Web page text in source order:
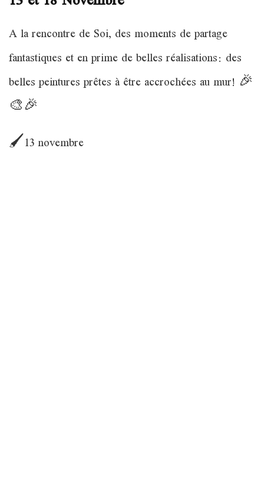
A la rencontre de Soi, des moments de partage
fantastiques et en prime de belles réalisations: des
belles peintures prêtes à être accrochées au mur! 🎉
🎨🎉
🖌13 novembre